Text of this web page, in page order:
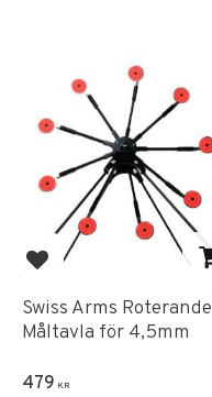
Add to favorites
Swiss Arms Roterande
Måltavla för 4,5mm
479 KR